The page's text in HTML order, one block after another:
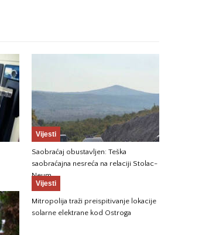
Vijesti
Saobraćaj obustavljen: Teška
saobraćajna nesreća na relaciji Stolac-
Neum
Vijesti
Mitropolija traži preispitivanje lokacije
solarne elektrane kod Ostroga